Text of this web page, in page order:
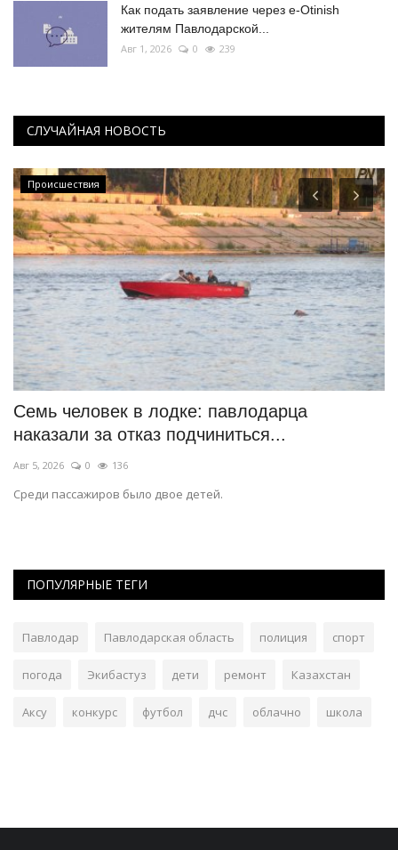
Как подать заявление через e-Otinish
жителям Павлодарской...
Авг 1, 2026 0 239
СЛУЧАЙНАЯ НОВОСТЬ
Происшествия
Семь человек в лодке: павлодарца
наказали за отказ подчиниться...
Авг 5, 2026 0 136
Среди пассажиров было двое детей.
ПОПУЛЯРНЫЕ ТЕГИ
Павлодар Павлодарская область полиция спорт
погода Экибастуз дети ремонт Казахстан
Аксу конкурс футбол дчс облачно школа